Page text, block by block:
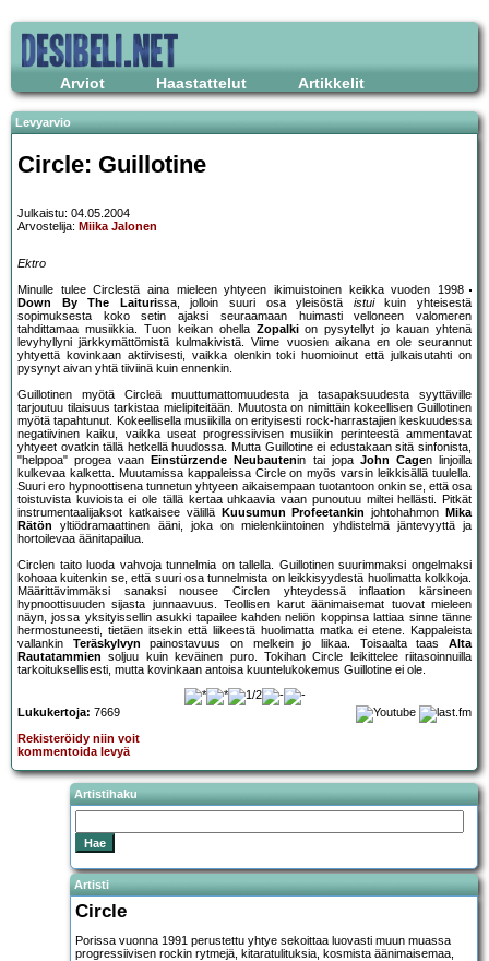
Arviot Haastattelut Artikkelit
Levyarvio
Circle: Guillotine
Julkaistu: 04.05.2004
Arvostelija: Miika Jalonen
Ektro
Minulle tulee Circlestä aina mieleen yhtyeen ikimuistoinen keikka vuoden 1998
Down By The Laiturissa, jolloin suuri osa yleisöstä istuikuin yhteisestä
sopimuksesta koko setin ajaksi seuraamaan huimasti velloneen valomeren
tahdittamaa musiikkia. Tuon keikan ohella Zopalkion pysytellyt jo kauan yhtenä
levyhyllyni järkkymättömistä kulmakivistä. Viime vuosien aikana en ole seurannut
yhtyettä kovinkaan aktiivisesti, vaikka olenkin toki huomioinut että julkaisutahti on
pysynyt aivan yhtä tiiviinä kuin ennenkin.
Guillotinen myötä Circleä muuttumattomuudesta ja tasapaksuudesta syyttäville
tarjoutuu tilaisuus tarkistaa mielipiteitään. Muutosta on nimittäin kokeellisen Guillotinen
myötä tapahtunut. Kokeellisella musiikilla on erityisesti rock-harrastajien keskuudessa
negatiivinen kaiku, vaikka useat progressiivisen musiikin perinteestä ammentavat
yhtyeet ovatkin tällä hetkellä huudossa. Mutta Guillotine ei edustakaan sitä sinfonista,
"helppoa" progea vaan
Einstürzende Neubautenin tai jopa John Cagen linjoilla
kulkevaa kalketta. Muutamissa kappaleissa Circle on myös varsin leikkisällä tuulella.
Suuri ero hypnoottisena tunnetun yhtyeen aikaisempaan tuotantoon onkin se, että osa
toistuvista kuvioista ei ole tällä kertaa uhkaavia vaan punoutuu miltei hellästi. Pitkät
instrumentaalijaksot katkaisee välillä
Kuusumun Profeetankin johtohahmon
Mika
Rätön yltiödramaattinen ääni, joka on mielenkiintoinen yhdistelmä jäntevyyttä ja
hortoilevaa äänitapailua.
Circlen taito luoda vahvoja tunnelmia on tallella. Guillotinen suurimmaksi ongelmaksi
kohoaa kuitenkin se, että suuri osa tunnelmista on leikkisyydestä huolimatta kolkkoja.
Määrittävimmäksi sanaksi nousee Circlen yhteydessä inflaation kärsineen
hypnoottisuuden sijasta junnaavuus. Teollisen karut äänimaisemat tuovat mieleen
näyn, jossa yksityissellin asukki tapailee kahden neliön koppinsa lattiaa sinne tänne
hermostuneesti, tietäen itsekin että liikeestä huolimatta matka ei etene. Kappaleista
vallankin Teräskylvyn painostavuus on melkein jo liikaa. Toisaalta taasAlta
Rautatammien soljuu kuin keväinen puro. Tokihan Circle leikittelee riitasoinnuilla
tarkoituksellisesti, mutta kovinkaan antoisa kuuntelukokemus Guillotine ei ole.
Lukukertoja: 7669
Rekisteröidy niin voit
kommentoida levyä
Artistihaku
Artisti
Circle
Porissa vuonna 1991 perustettu yhtye sekoittaa luovasti muun muassa
progressiivisen rockin rytmejä, kitaratulituksia, kosmista äänimaisemaa,